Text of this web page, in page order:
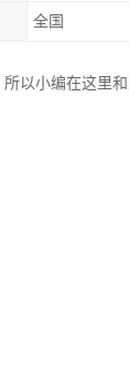
全国
以小编在这里